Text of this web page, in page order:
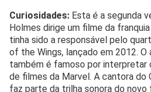
Curiosidades: Esta é a segunda
Holmes dirige um filme da
tinha sido a responsável pelo
of the Wings, lançado em 2012.
também é famoso por interpretar
de filmes da Marvel. A cantora do
faz parte da trilha sonora do novo